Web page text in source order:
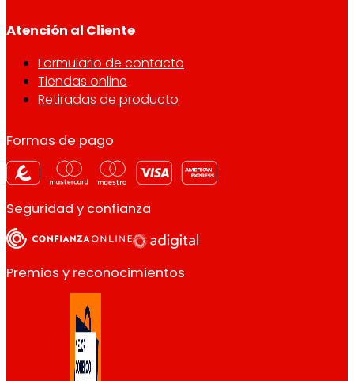
Atención al Cliente
Formulario de contacto
Tiendas online
Retiradas de producto
Formas de pago
Seguridad y confianza
Premios y reconocimientos